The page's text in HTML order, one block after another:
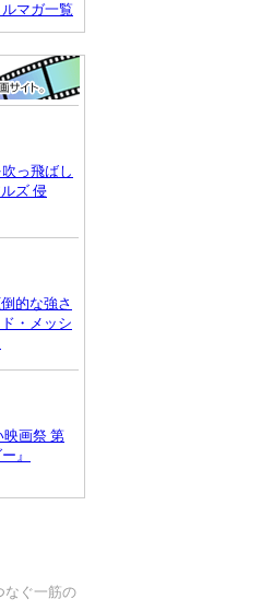
マガ一覧
っ飛ばし
ズ 侵
的な強さ
・メッシ
映画祭 第
』
なぐ一筋の